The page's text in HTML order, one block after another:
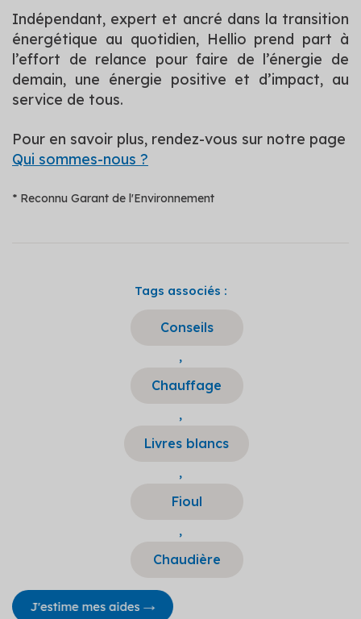
Indépendant, expert et ancré dans la transition
énergétique au quotidien, Hellio prend part à
l’effort de relance pour faire de l’énergie de
demain, une énergie positive et d’impact, au
service de tous.
Pour en savoir plus, rendez-vous sur notre page
Qui sommes-nous ?
* Reconnu Garant de l'Environnement
Tags associés :
Conseils
,
Chauffage
,
Livres blancs
,
Fioul
,
Chaudière